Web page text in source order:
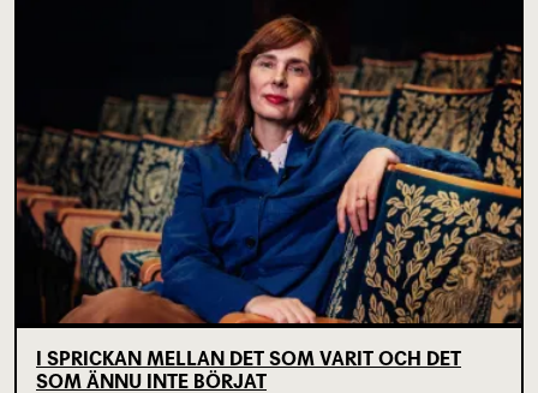
I SPRICKAN MELLAN DET SOM VARIT OCH DET
SOM ÄNNU INTE BÖRJAT